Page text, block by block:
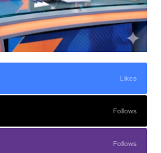
Likes
Follows
Follows